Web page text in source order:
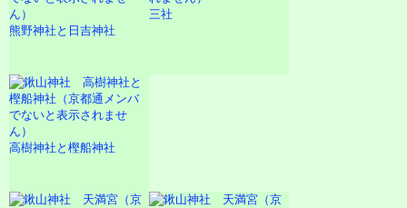
熊野神社と日吉神社
三社
高樹神社と樫船神社